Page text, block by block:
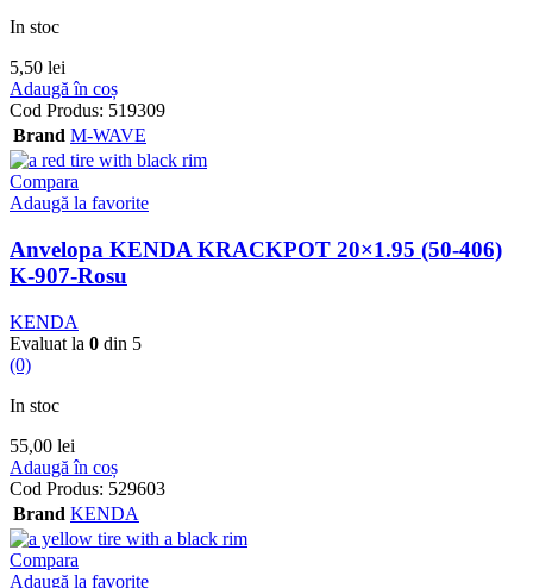
In stoc
5,50 lei
Adaugă în coș
Cod Produs: 519309
Brand M-WAVE
Compara
Adaugă la favorite
Anvelopa KENDA KRACKPOT 20×1.95 (50-406)
K-907-Rosu
KENDA
Evaluat la 0 din 5
(0)
In stoc
55,00 lei
Adaugă în coș
Cod Produs: 529603
Brand KENDA
Compara
Adaugă la favorite